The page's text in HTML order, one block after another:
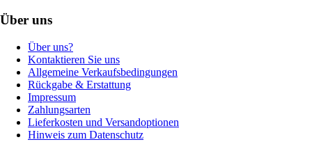
Über uns
Über uns?
Kontaktieren Sie uns
Allgemeine Verkaufsbedingungen
Rückgabe & Erstattung
Impressum
Zahlungsarten
Lieferkosten und Versandoptionen
Hinweis zum Datenschutz